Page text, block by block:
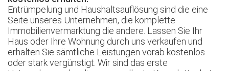
Entrümpelung und Haushaltsauflösung sind die eine
Seite unseres Unternehmen, die komplette
Immobilienvermarktung die andere. Lassen Sie Ihr
Haus oder Ihre Wohnung durch uns verkaufen und
erhalten Sie sämtliche Leistungen vorab kostenlos
oder stark vergünstigt. Wir sind das erste